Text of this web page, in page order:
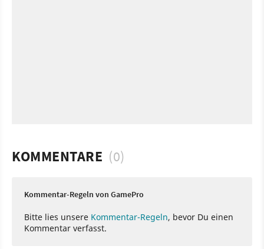
KOMMENTARE (0)
Kommentar-Regeln von GamePro
Bitte lies unsere Kommentar-Regeln, bevor Du einen
Kommentar verfasst.